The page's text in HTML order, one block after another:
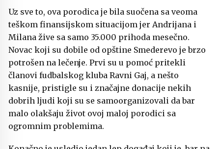
Uz sve to, ova porodica je bila suočena sa veoma
teškom finansijskom situacijom jer Andrijana i
Milana žive sa samo 35.000 prihoda mesečno.
Novac koji su dobile od opštine Smederevo je brzo
potrošen na lečenje. Prvi su u pomoć pritekli
članovi fudbalskog kluba Ravni Gaj, a nešto
kasnije, pristigle su i značajne donacije nekih
dobrih ljudi koji su se samoorganizovali da bar
malo olakšaju život ovoj maloj porodici sa
ogromnim problemima.